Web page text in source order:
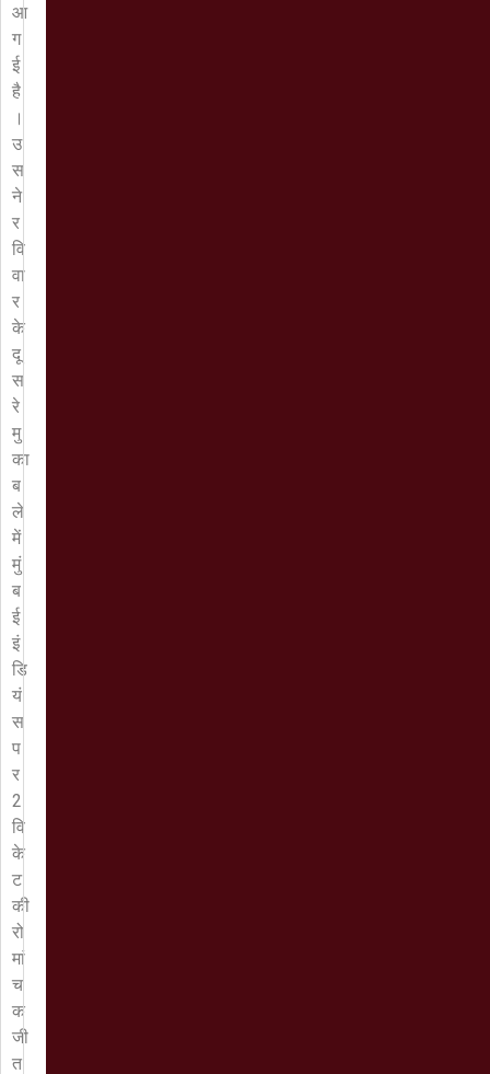
आ
ग
ई
है
।
उ
स
ने
र
वि
वा
र
के
दू
स
रे
मु
का
ब
ले
में
मुं
ब
ई
इं
डि
यं
स
प
र
2
वि
के
ट
की
रो
मां
च
क
जी
त